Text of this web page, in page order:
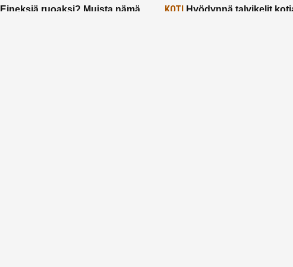
Eineksiä ruoaksi? Muista nämä
KOTIHyödynnä talvikelit